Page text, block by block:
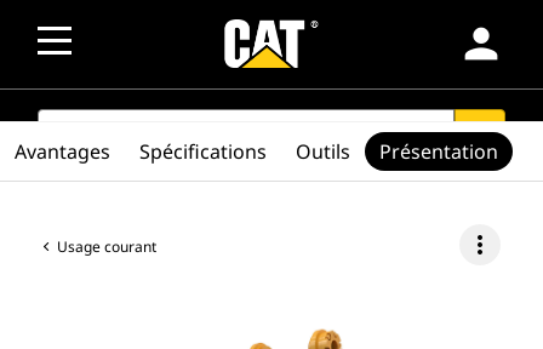
person
SEARCH search
Usage courant more_vert
Avantages Spécifications Outils Présentation